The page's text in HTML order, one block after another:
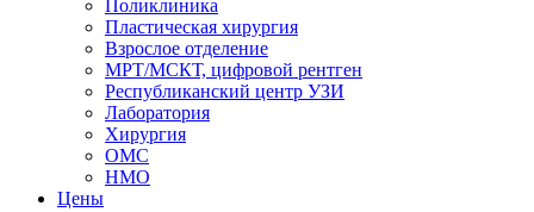
Поликлиника
Пластическая хирургия
Взрослое отделение
МРТ/МСКТ, цифровой рентген
Республиканский центр УЗИ
Лаборатория
Хирургия
ОМС
НМО
Цены